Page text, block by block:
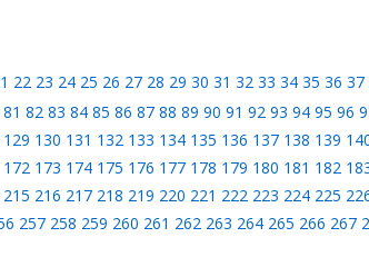
22 23 24 25 26 27 28 29 30 31 32 33 34 35 36 37
81 82 83 84 85 86 87 88 89 90 91 92 93 94 95 96
129 130 131 132 133 134 135 136 137 138 139
172 173 174 175 176 177 178 179 180 181 182
215 216 217 218 219 220 221 222 223 224 225
257 258 259 260 261 262 263 264 265 266 267